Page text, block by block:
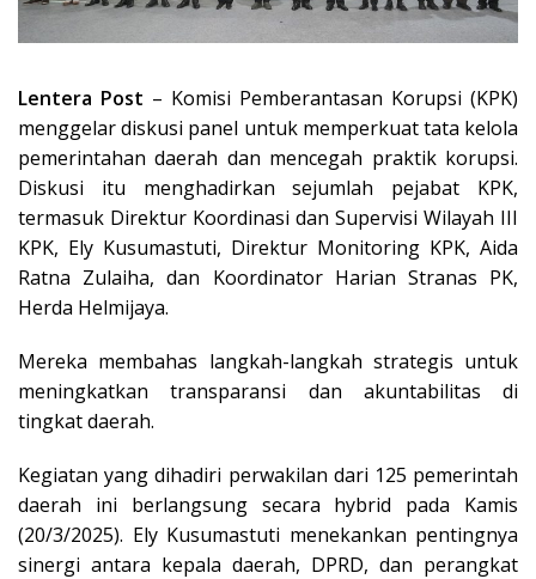
Lentera Post – Komisi Pemberantasan Korupsi (KPK)
menggelar diskusi panel untuk memperkuat tata kelola
pemerintahan daerah dan mencegah praktik korupsi.
Diskusi itu menghadirkan sejumlah pejabat KPK,
termasuk Direktur Koordinasi dan Supervisi Wilayah III
KPK, Ely Kusumastuti, Direktur Monitoring KPK, Aida
Ratna Zulaiha, dan Koordinator Harian Stranas PK,
Herda Helmijaya.
Mereka membahas langkah-langkah strategis untuk
meningkatkan transparansi dan akuntabilitas di
tingkat daerah.
Kegiatan yang dihadiri perwakilan dari 125 pemerintah
daerah ini berlangsung secara hybrid pada Kamis
(20/3/2025). Ely Kusumastuti menekankan pentingnya
sinergi antara kepala daerah, DPRD, dan perangkat